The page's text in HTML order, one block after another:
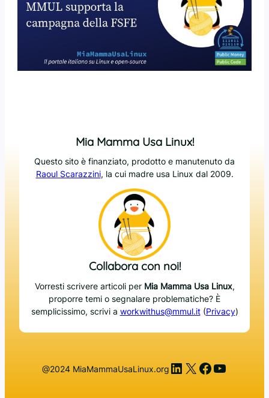
Mia Mamma Usa Linux!
Questo sito è finanziato, prodotto e manutenuto da
Raoul Scarazzini, la cui madre usa Linux dal 2009.
Collabora con noi!
Vorresti scrivere articoli per Mia Mamma Usa Linux,
proporre temi o segnalare problematiche? È
semplicissimo, scrivi a workwithus@mmul.it(Privacy)
@2024 MiaMammaUsaLinux.org LinkedIn
X Facebook